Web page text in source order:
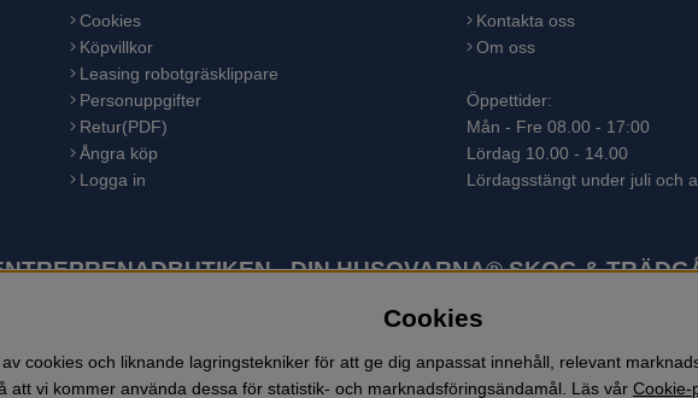
Cookies
Köpvillkor
Leasing robotgräsklippare
Personuppgifter
Retur(PDF)
Ångra köp
Logga in
Kontakta oss
Om oss
Öppettider:
Mån - Fre 08.00 - 17:00
Lördag 10.00 - 14.00
Lördagsstängt under juli och
- DIN HUSQVARNA® SKOG &
av utomhusprodukter som skogsmaskiner och trädgårdsmaskiner. I sortimentet
Cookies
cookies och liknande lagringstekniker för att ge dig anpassat innehåll, relevant
att vi kommer använda dessa för statistik- och marknadsföringsändamål. Läs vår Cookie-